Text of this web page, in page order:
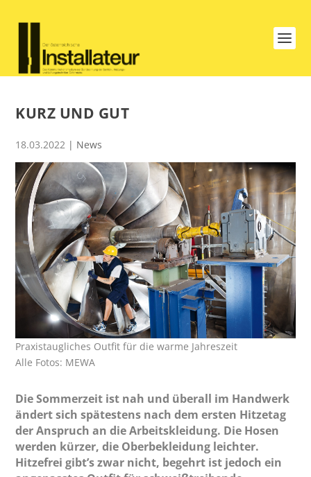
KURZ UND GUT
18.03.2022 | News
Praxistaugliches Outfit für die warme Jahreszeit
Alle Fotos: MEWA
Die Sommerzeit ist nah und überall im Handwerk
ändert sich spätestens nach dem ersten Hitzetag
der Anspruch an die Arbeitskleidung. Die Hosen
werden kürzer, die Oberbekleidung leichter.
Hitzefrei gibt’s zwar nicht, begehrt ist jedoch ein